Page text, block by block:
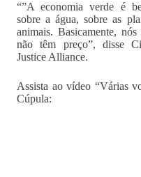
“”A economia verde é
sobre a água, sobre as
animais. Basicamente,
não têm preço”, disse
Justice Alliance.
Assista ao vídeo “Várias
Cúpula: